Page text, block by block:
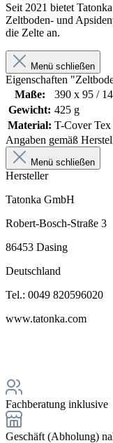
Seit 2021 bietet
Zeltboden- und
die Zelte an.
Menü schließen
Eigenschaften
Maße:
390 x 95 /
Gewicht: 425 g
Material: T-Cover Tex
Angaben gemäß
Menü schließen
Hersteller
Tatonka GmbH
Robert-Bosch-Straße 3
86453 Dasing
Deutschland
Tel.: 0049 820596020
www.tatonka.com
Fachberatung inklusive
Geschäft (Abholung)